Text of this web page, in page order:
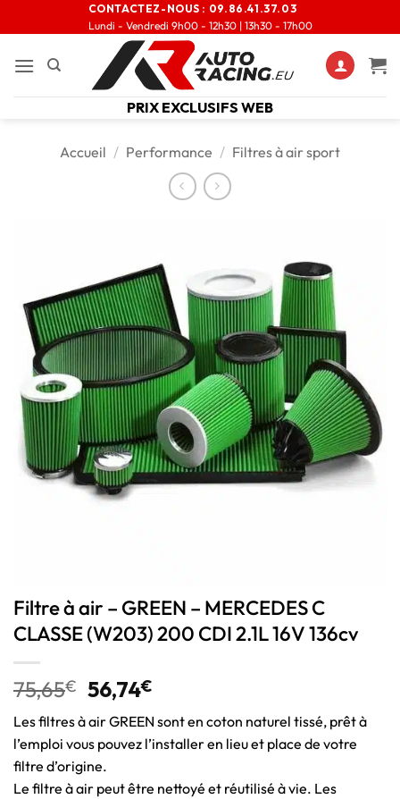
CONTACTEZ-NOUS : 09.86.41.37.03
Lundi - Vendredi 9h00 - 12h30 | 13h30 - 17h00
PRIX EXCLUSIFS WEB
Accueil / Performance / Filtres à air sport
Filtre à air – GREEN – MERCEDES C
CLASSE (W203) 200 CDI 2.1L 16V 136cv
75,65€ 56,74€
Les filtres à air GREEN sont en coton naturel tissé, prêt à
l’emploi vous pouvez l’installer en lieu et place de votre
filtre d’origine.
Le filtre à air peut être nettoyé et réutilisé à vie. Les